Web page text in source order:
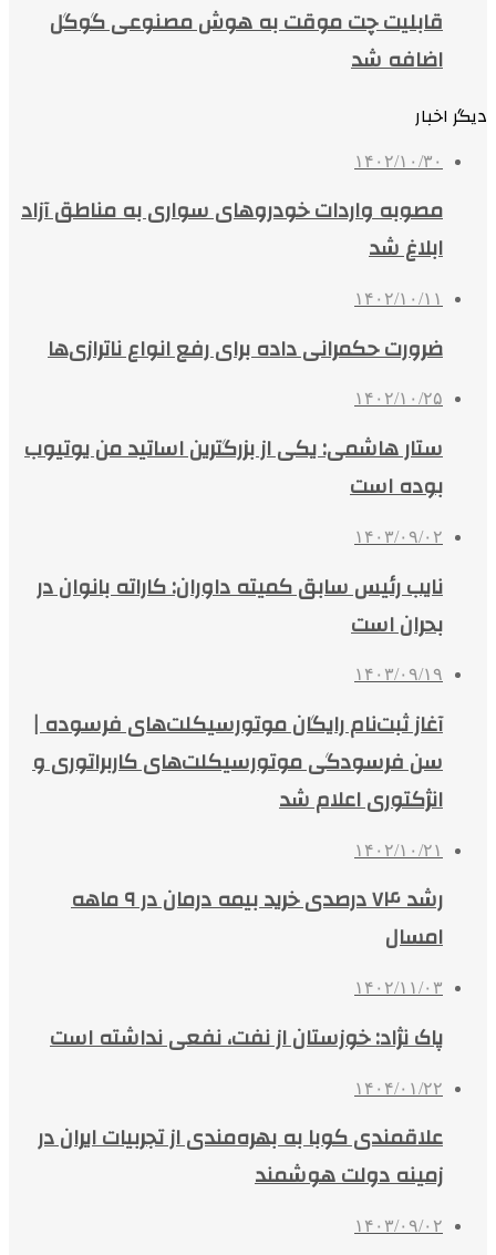
قابلیت چت موقت به هوش مصنوعی گوگل
اضافه شد
دیگر اخبار
۱۴۰۲/۱۰/۳۰
مصوبه واردات خودروهای سواری به مناطق آزاد
ابلاغ شد
۱۴۰۲/۱۰/۱۱
ضرورت حکمرانی داده برای رفع انواع ناترازی‌ها
۱۴۰۲/۱۰/۲۵
ستار هاشمی: یکی از بزرگترین اساتید من یوتیوب
بوده است
۱۴۰۳/۰۹/۰۲
نایب رئیس سابق کمیته داوران: کاراته بانوان در
بحران است
۱۴۰۳/۰۹/۱۹
آغاز ثبت‌نام رایگان موتورسیکلت‌های فرسوده |
سن فرسودگی موتورسیکلت‌های کاربراتوری و
انژکتوری اعلام شد
۱۴۰۲/۱۰/۲۱
رشد ۷۴ درصدی خرید بیمه درمان در ۹ ماهه
امسال
۱۴۰۲/۱۱/۰۳
پاک نژاد: خوزستان از نفت، نفعی نداشته است
۱۴۰۴/۰۱/۲۲
علاقمندی کوبا به بهره‌مندی از تجربیات ایران در
زمینه دولت هوشمند
۱۴۰۳/۰۹/۰۲